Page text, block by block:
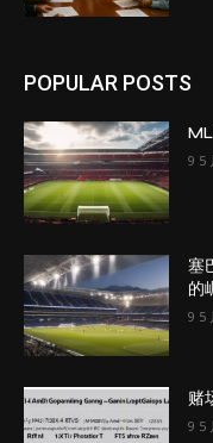
POPULAR POSTS
9 5
塞
的
9 5
赌
9 5